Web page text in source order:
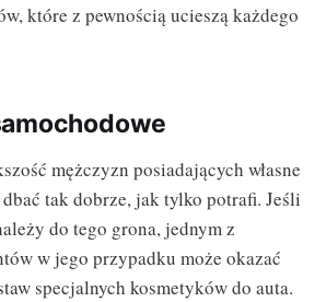
które z pewnością ucieszą każdego
mężczyzn posiadających własne
tak dobrze, jak tylko potrafi. Jeśli
do tego grona, jednym z
w jego przypadku może okazać
specjalnych kosmetyków do auta.